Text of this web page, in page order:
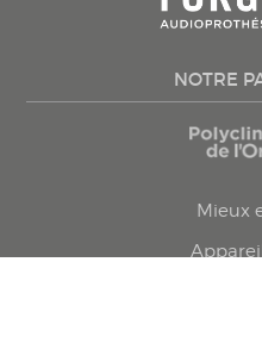
NOTRE
Mieux